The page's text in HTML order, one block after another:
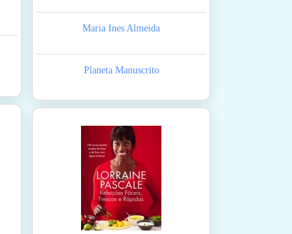
Maria Ines Almeida
Planeta Manuscrito